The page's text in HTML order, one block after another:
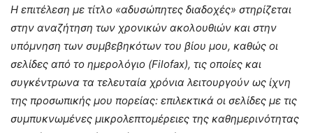
Η επιτέλεση με τίτλο «αδυσώπητες διαδοχές» στηρίζεται
στην αναζήτηση των χρονικών ακολουθιών και στην
υπόμνηση των συμβεβηκότων του βίου μου, καθώς οι
σελίδες από το ημερολόγιο (Filofax), τις οποίες και
συγκέντρωνα τα τελευταία χρόνια λειτουργούν ως ίχνη
της προσωπικής μου πορείας: επιλεκτικά οι σελίδες με τις
συμπυκνωμένες μικρολεπτομέρειες της καθημερινότητας